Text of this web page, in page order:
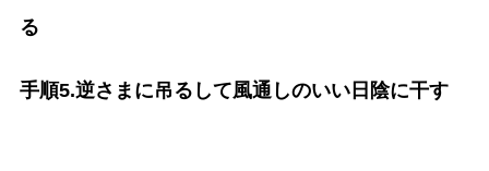
る
手順5.逆さまに吊るして風通しのいい日陰に干す